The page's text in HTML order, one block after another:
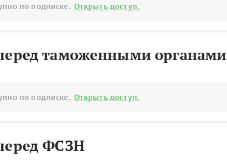
по подписке. Открыть доступ.
таможенными органами
по подписке. Открыть доступ.
ФСЗН